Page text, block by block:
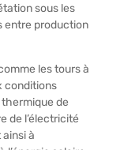
sous les
entre production
les tours à
conditions
de
de l’électricité
à